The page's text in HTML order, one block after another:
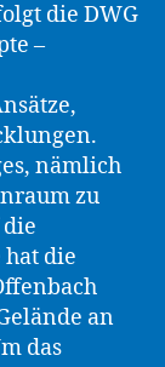
die DWG
–
nämlich
zu
die
an
das